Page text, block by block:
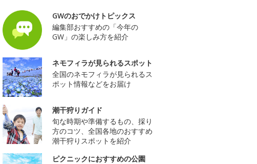
GWのおでかけトピックス
編集部おすすめの「今年の
GW」の楽しみ方を紹介
ネモフィラが見られるスポット
全国のネモフィラが見られるス
ポット情報などをお届け
潮干狩りガイド
旬な時期や準備するもの、採り
方のコツ、全国各地のおすすめ
潮干狩りスポットを紹介
ピクニックにおすすめの公園